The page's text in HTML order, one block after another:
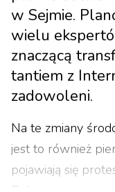
w Sejmie.
wielu
znaczącą
tantiem z
zadowoleni.
Na te zmiany
jest to również
pojawiają się